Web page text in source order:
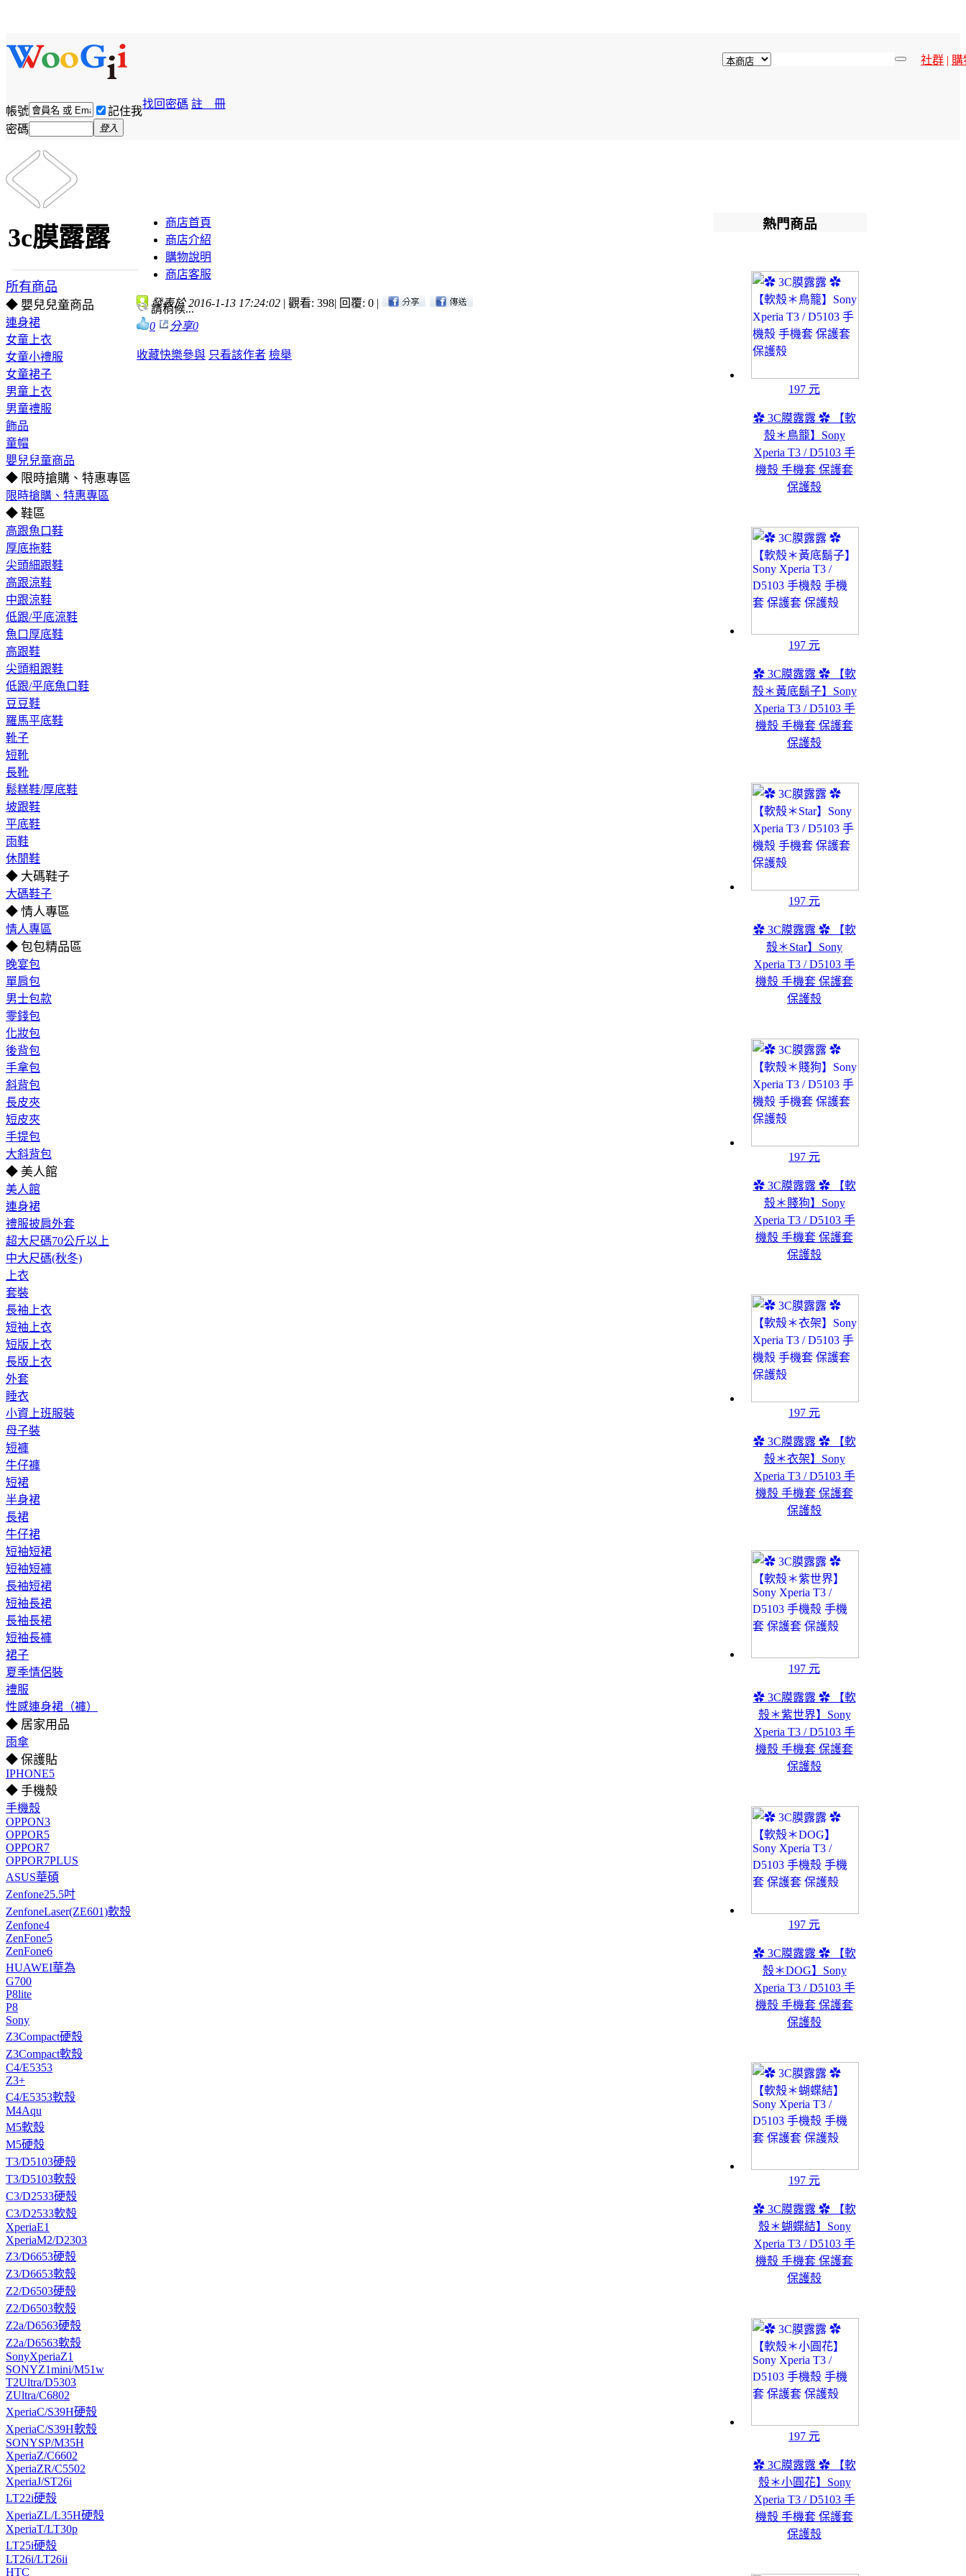
社群 | 購
帳號 記住我
找回密碼 註 冊
密碼 登入
3c膜露露
所有商品
◆ 嬰兒兒童商品
連身裙
女童上衣
女童小禮服
女童裙子
男童上衣
男童禮服
飾品
童帽
嬰兒兒童商品
◆ 限時搶購、特惠專區
限時搶購、特惠專區
◆ 鞋區
高跟魚口鞋
厚底拖鞋
尖頭細跟鞋
高跟涼鞋
中跟涼鞋
低跟/平底涼鞋
魚口厚底鞋
高跟鞋
尖頭粗跟鞋
低跟/平底魚口鞋
豆豆鞋
羅馬平底鞋
靴子
短靴
長靴
鬆糕鞋/厚底鞋
坡跟鞋
平底鞋
雨鞋
休閒鞋
◆ 大碼鞋子
大碼鞋子
◆ 情人專區
情人專區
◆ 包包精品區
晚宴包
單肩包
男士包款
零錢包
化妝包
後背包
手拿包
斜背包
長皮夾
短皮夾
手提包
大斜背包
◆ 美人館
美人館
連身裙
禮服披肩外套
超大尺碼70公斤以上
中大尺碼(秋冬)
上衣
套裝
長袖上衣
短袖上衣
短版上衣
長版上衣
外套
睡衣
小資上班服裝
母子裝
短褲
牛仔褲
短裙
半身裙
長裙
牛仔裙
短袖短裙
短袖短褲
長袖短裙
短袖長裙
長袖長裙
短袖長褲
裙子
夏季情侶裝
禮服
性感連身裙（褲）
◆ 居家用品
雨傘
◆ 保護貼
IPHONE5
◆ 手機殼
手機殼
OPPON3
OPPOR5
OPPOR7
OPPOR7PLUS
ASUS華碩
Zenfone25.5吋
ZenfoneLaser(ZE601)軟殼
Zenfone4
ZenFone5
ZenFone6
HUAWEI華為
G700
P8lite
P8
Sony
Z3Compact硬殼
Z3Compact軟殼
C4/E5353
Z3+
C4/E5353軟殼
M4Aqu
M5軟殼
M5硬殼
T3/D5103硬殼
T3/D5103軟殼
C3/D2533硬殼
C3/D2533軟殼
XperiaE1
XperiaM2/D2303
Z3/D6653硬殼
Z3/D6653軟殼
Z2/D6503硬殼
Z2/D6503軟殼
Z2a/D6563硬殼
Z2a/D6563軟殼
SonyXperiaZ1
SONYZ1mini/M51w
T2Ultra/D5303
ZUltra/C6802
XperiaC/S39H硬殼
XperiaC/S39H軟殼
SONYSP/M35H
XperiaZ/C6602
XperiaZR/C5502
XperiaJ/ST26i
LT22i硬殼
XperiaZL/L35H硬殼
XperiaT/LT30p
LT25i硬殼
LT26i/LT26ii
HTC
商店首頁
商店介紹
購物說明
商店客服
發表於 2016-1-13 17:24:02 | 觀看: 398| 回覆: 0 |
請稍候...
0
分享0
收藏快樂參與 只看該作者 檢舉
熱門商品
197 元
✿ 3C膜露露 ✿ 【軟
殼＊鳥籠】Sony
Xperia T3 / D5103 手
機殼 手機套 保護套
保護殼
197 元
✿ 3C膜露露 ✿ 【軟
殼＊黃底鬍子】Sony
Xperia T3 / D5103 手
機殼 手機套 保護套
保護殼
197 元
✿ 3C膜露露 ✿ 【軟
殼＊Star】Sony
Xperia T3 / D5103 手
機殼 手機套 保護套
保護殼
197 元
✿ 3C膜露露 ✿ 【軟
殼＊賤狗】Sony
Xperia T3 / D5103 手
機殼 手機套 保護套
保護殼
197 元
✿ 3C膜露露 ✿ 【軟
殼＊衣架】Sony
Xperia T3 / D5103 手
機殼 手機套 保護套
保護殼
197 元
✿ 3C膜露露 ✿ 【軟
殼＊紫世界】Sony
Xperia T3 / D5103 手
機殼 手機套 保護套
保護殼
197 元
✿ 3C膜露露 ✿ 【軟
殼＊DOG】Sony
Xperia T3 / D5103 手
機殼 手機套 保護套
保護殼
197 元
✿ 3C膜露露 ✿ 【軟
殼＊蝴蝶結】Sony
Xperia T3 / D5103 手
機殼 手機套 保護套
保護殼
197 元
✿ 3C膜露露 ✿ 【軟
殼＊小圓花】Sony
Xperia T3 / D5103 手
機殼 手機套 保護套
保護殼